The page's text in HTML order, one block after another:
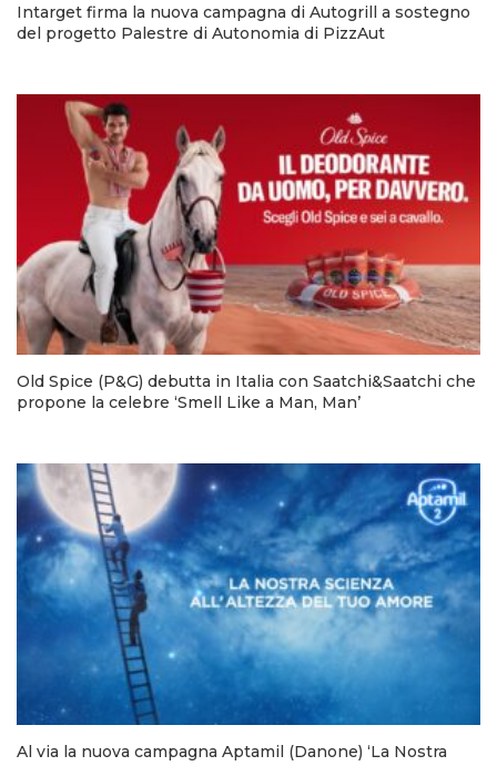
Intarget firma la nuova campagna di Autogrill a sostegno
del progetto Palestre di Autonomia di PizzAut
Old Spice (P&G) debutta in Italia con Saatchi&Saatchi che
propone la celebre ‘Smell Like a Man, Man’
Al via la nuova campagna Aptamil (Danone) ‘La Nostra